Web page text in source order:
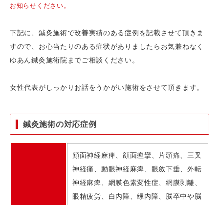
お知らせください。
下記に、鍼灸施術で改善実績のある症例を記載させて頂きま
すので、お心当たりのある症状がありましたらお気兼ねなく
ゆあん鍼灸施術院までご相談ください。
女性代表がしっかりお話をうかがい施術をさせて頂きます。
鍼灸施術の対応症例
顔面神経麻痺、顔面痙攣、片頭痛、三叉
神経痛、動眼神経麻痺、眼斂下垂、外転
神経麻痺、網膜色素変性症、網膜剥離、
眼精疲労、白内障、緑内障、脳卒中や脳